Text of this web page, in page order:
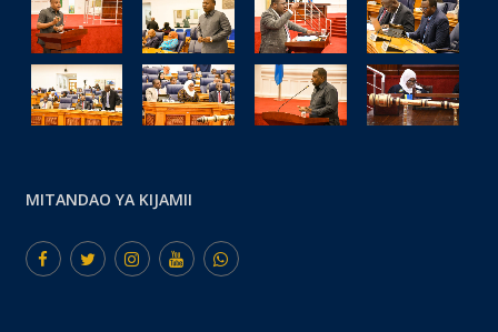
MITANDAO YA KIJAMII